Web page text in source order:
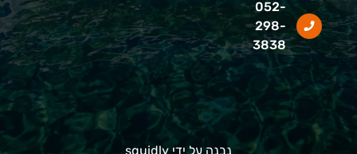
052-
298-
3838
נבנה על ידי squidly